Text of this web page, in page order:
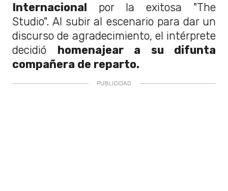
Internacional por la exitosa "The
Studio". Al subir al escenario para dar un
discurso de agradecimiento, el intérprete
decidió homenajear a su difunta
compañera de reparto.